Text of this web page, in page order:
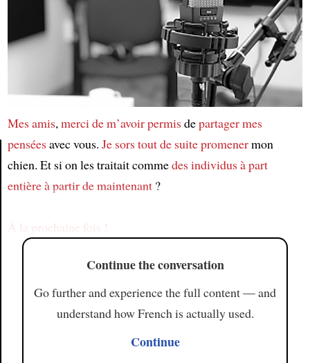
Article
Mes amis,merci de m’avoir permisdepartager mes
penséesavec vous. Je sorstout de suitepromenermon
chien. Et si on les traitait commedes individus à part
entièreà partir de maintenant?
À la prochaine fois !
Continue the conversation
Go further and experience the full content — and
understand how French is actually used.
Continue